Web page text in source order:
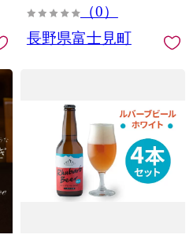
じんのとりこ 八ヶ岳わく
（0）
長野県富士見町